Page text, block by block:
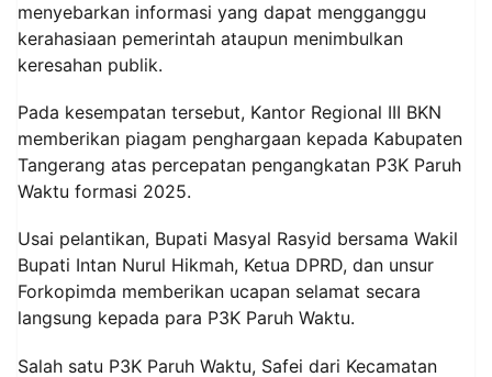
menyebarkan informasi yang dapat mengganggu
kerahasiaan pemerintah ataupun menimbulkan
keresahan publik.
Pada kesempatan tersebut, Kantor Regional III BKN
memberikan piagam penghargaan kepada Kabupaten
Tangerang atas percepatan pengangkatan P3K Paruh
Waktu formasi 2025.
Usai pelantikan, Bupati Masyal Rasyid bersama Wakil
Bupati Intan Nurul Hikmah, Ketua DPRD, dan unsur
Forkopimda memberikan ucapan selamat secara
langsung kepada para P3K Paruh Waktu.
Salah satu P3K Paruh Waktu, Safei dari Kecamatan